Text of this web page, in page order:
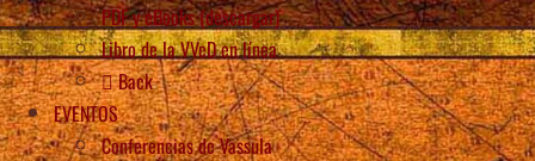
PDF y eBooks (descargar)
Libro de la VVeD en línea
Back
EVENTOS
Conferencias de Vassula